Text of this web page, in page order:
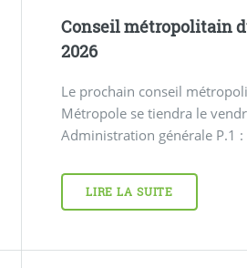
Conseil métropolitain
2026
Le prochain conseil
Métropole se tiendra le
Administration générale P.1
LIRE LA SUITE